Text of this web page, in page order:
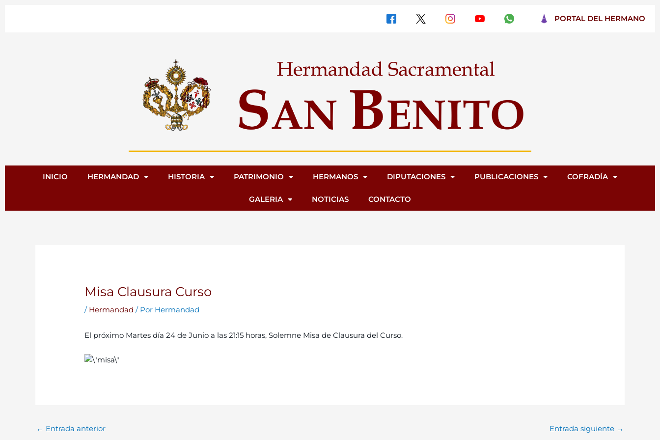
PORTAL DEL HERMANO
INICIO HERMANDAD HISTORIA PATRIMONIO HERMANOS DIPUTACIONES PUBLICACIONES COFRADÍA
GALERIA NOTICIAS CONTACTO
Misa Clausura Curso
/ Hermandad / Por Hermandad
El próximo Martes día 24 de Junio a las 21:15 horas, Solemne Misa de Clausura del Curso.
← Entrada anterior Entrada siguiente →